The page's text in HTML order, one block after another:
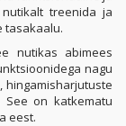
treenida ja
tasakaalu.
nutikas abimees
nagu
hingamisharjutuste
on katkematu
eest.